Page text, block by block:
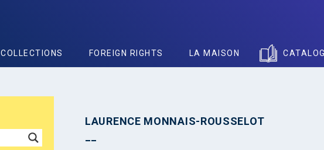
COLLECTIONS FOREIGN RIGHTS LA MAISON
LAURENCE MONNAIS-ROUSSELOT